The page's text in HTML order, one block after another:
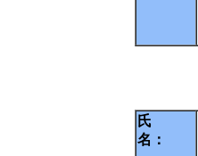
氏
名：